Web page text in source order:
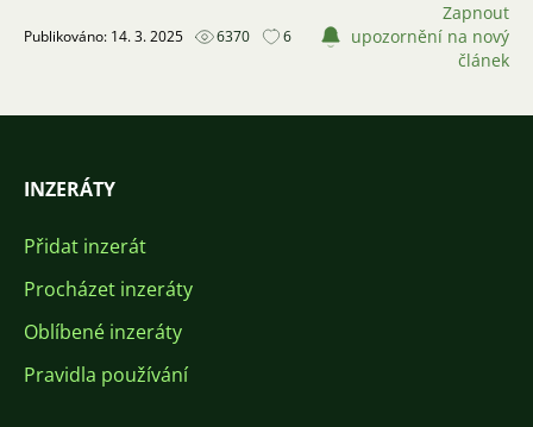
Publikováno: 14. 3. 2025 6370 6
Zapnout
upozornění na nový
článek
INZERÁTY
Přidat inzerát
Procházet inzeráty
Oblíbené inzeráty
Pravidla používání